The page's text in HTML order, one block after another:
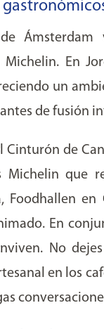
Michelin. En
un
de fusión
Cinturón de
Michelin que
Foodhallen
En
No
en los